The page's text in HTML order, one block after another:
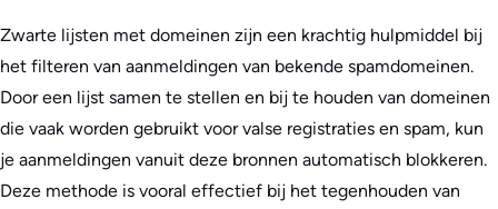
Zwarte lijsten met domeinen zijn een krachtig hulpmiddel bij
het filteren van aanmeldingen van bekende spamdomeinen.
Door een lijst samen te stellen en bij te houden van domeinen
die vaak worden gebruikt voor valse registraties en spam, kun
je aanmeldingen vanuit deze bronnen automatisch blokkeren.
Deze methode is vooral effectief bij het tegenhouden van